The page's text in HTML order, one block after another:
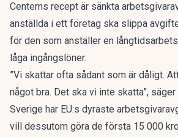
Centerns recept är sänkta
anställda i ett företag ska slippa
för den som anställer en
låga ingångslöner.
”Vi skattar ofta sådant som är dåligt.
något bra. Det ska vi inte skatta”,
Sverige har EU:s dyraste
vill dessutom göra de första 15 000